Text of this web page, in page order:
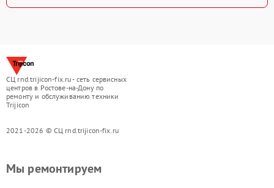
СЦ rnd.trijicon-fix.ru - сеть сервисных
центров в Ростове-на-Дону по
ремонту и обслуживанию техники
Trijicon
2021-2026 © СЦ rnd.trijicon-fix.ru
Мы ремонтируем